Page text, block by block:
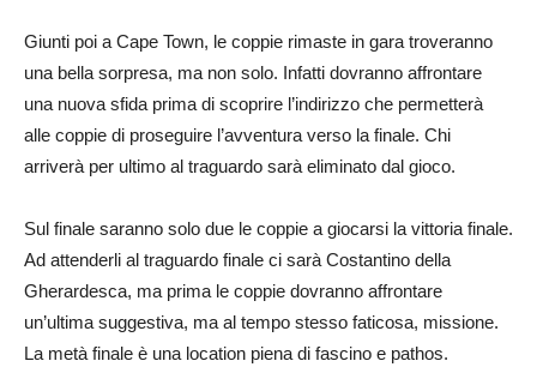
Giunti poi a Cape Town, le coppie rimaste in gara troveranno
una bella sorpresa, ma non solo. Infatti dovranno affrontare
una nuova sfida prima di scoprire l’indirizzo che permetterà
alle coppie di proseguire l’avventura verso la finale. Chi
arriverà per ultimo al traguardo sarà eliminato dal gioco.
Sul finale saranno solo due le coppie a giocarsi la vittoria finale.
Ad attenderli al traguardo finale ci sarà Costantino della
Gherardesca, ma prima le coppie dovranno affrontare
un’ultima suggestiva, ma al tempo stesso faticosa, missione.
La metà finale è una location piena di fascino e pathos.